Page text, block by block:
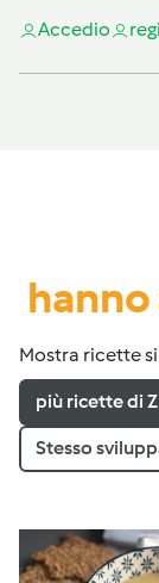
Accedio
Mostra ricette
più ricette di
Stesso